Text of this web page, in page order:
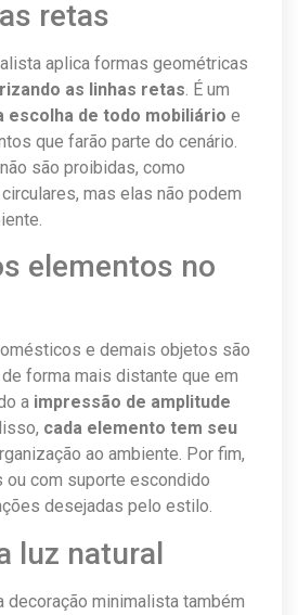
retas
aplica formas geométricas
as linhas retas. É um
escolha de todo mobiliário e
que farão parte do cenário.
são proibidas, como
mas elas não podem
elementos no
e demais objetos são
forma mais distante que em
a impressão de amplitude
cada elemento tem seu
ao ambiente. Por fim,
com suporte escondido
desejadas pelo estilo.
luz natural
decoração minimalista também